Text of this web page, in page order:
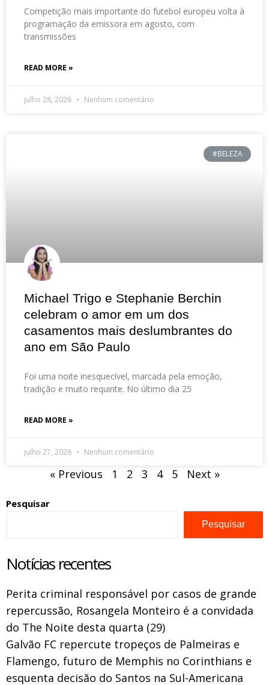
Competição mais importante do futebol europeu volta à
programação da emissora em agosto, com
transmissões
READ MORE »
julho 28, 2026 Nenhum comentário
#BELEZA
Michael Trigo e Stephanie Berchin
celebram o amor em um dos
casamentos mais deslumbrantes do
ano em São Paulo
Foi uma noite inesquecível, marcada pela emoção,
tradição e muito requinte. No último dia 25
READ MORE »
julho 27, 2026 Nenhum comentário
« Previous 1 2 3 4 5 Next »
Pesquisar
Pesquisar
Notícias recentes
Perita criminal responsável por casos de grande
repercussão, Rosangela Monteiro é a convidada
do The Noite desta quarta (29)
Galvão FC repercute tropeços de Palmeiras e
Flamengo, futuro de Memphis no Corinthians e
esquenta decisão do Santos na Sul-Americana